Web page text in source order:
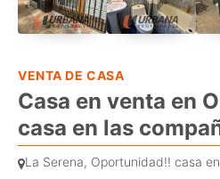
VENTA DE CASA
Casa en venta en
casa en las
La Serena, Oportunidad!! casa